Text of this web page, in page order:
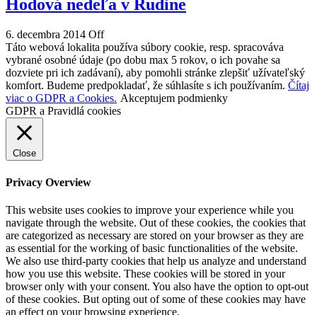
Hodová nedeľa v Rudine
6. decembra 2014 Off
Táto webová lokalita používa súbory cookie, resp. spracováva
vybrané osobné údaje (po dobu max 5 rokov, o ich povahe sa
dozviete pri ich zadávaní), aby pomohli stránke zlepšiť užívateľský
komfort. Budeme predpokladať, že súhlasíte s ich používaním. Čítaj
viac o GDPR a Cookies. Akceptujem podmienky
GDPR a Pravidlá cookies
Close
Privacy Overview
This website uses cookies to improve your experience while you
navigate through the website. Out of these cookies, the cookies that
are categorized as necessary are stored on your browser as they are
as essential for the working of basic functionalities of the website.
We also use third-party cookies that help us analyze and understand
how you use this website. These cookies will be stored in your
browser only with your consent. You also have the option to opt-out
of these cookies. But opting out of some of these cookies may have
an effect on your browsing experience.